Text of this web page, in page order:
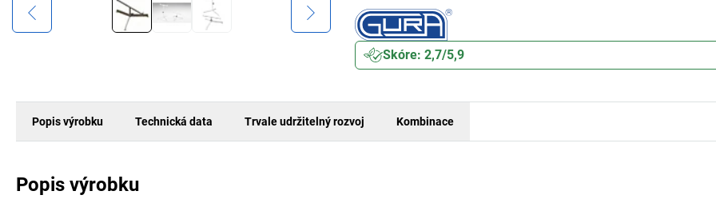
Skóre: 2,7/5,9
Popis výrobku Technická data Trvale udržitelný rozvoj Kombinace
Popis výrobku